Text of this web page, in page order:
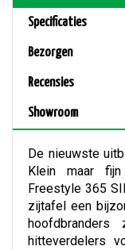
Specificaties
Bezorgen
Recensies
Showroom
De nieuwste
Klein maar
Freestyle 365
zijtafel een
hoofdbranders
hitteverdelers